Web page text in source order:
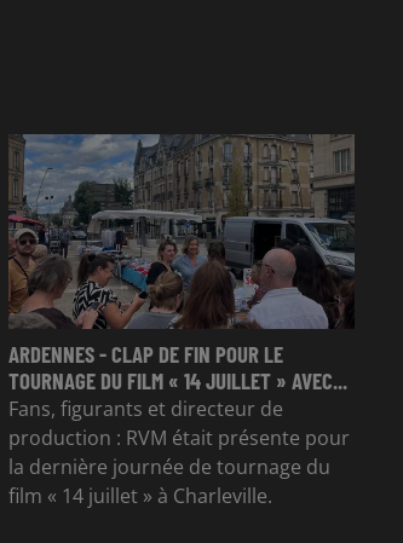
ARDENNES - CLAP DE FIN POUR LE
TOURNAGE DU FILM « 14 JUILLET » AVEC...
Fans, figurants et directeur de
production : RVM était présente pour
la dernière journée de tournage du
film « 14 juillet » à Charleville.